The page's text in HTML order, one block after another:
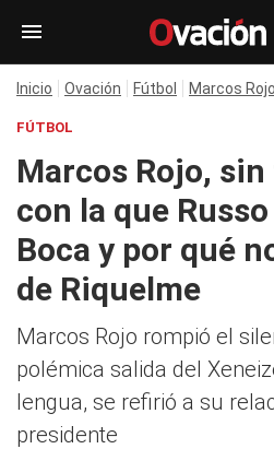
Inicio Ovación Fútbol Marcos Rojo
FÚTBOL
Marcos Rojo,
con la que
Boca y por qué
de Riquelme
Marcos Rojo rompió el
polémica salida del
lengua, se refirió a su
presidente